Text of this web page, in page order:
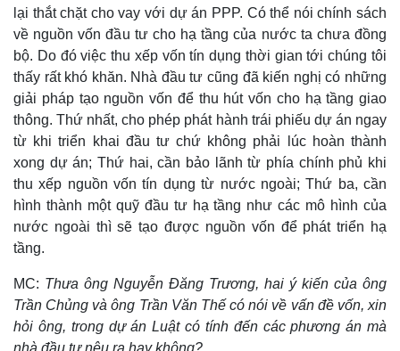
lại thắt chặt cho vay với dự án PPP. Có thể nói chính sách
về nguồn vốn đầu tư cho hạ tầng của nước ta chưa đồng
bộ. Do đó việc thu xếp vốn tín dụng thời gian tới chúng tôi
thấy rất khó khăn. Nhà đầu tư cũng đã kiến nghị có những
giải pháp tạo nguồn vốn để thu hút vốn cho hạ tầng giao
thông. Thứ nhất, cho phép phát hành trái phiếu dự án ngay
từ khi triển khai đầu tư chứ không phải lúc hoàn thành
xong dự án; Thứ hai, cần bảo lãnh từ phía chính phủ khi
thu xếp nguồn vốn tín dụng từ nước ngoài; Thứ ba, cần
hình thành một quỹ đầu tư hạ tầng như các mô hình của
nước ngoài thì sẽ tạo được nguồn vốn để phát triển hạ
tầng.
MC: Thưa ông Nguyễn Đăng Trương, hai ý kiến của ông
Trần Chủng và ông Trần Văn Thế có nói về vấn đề vốn, xin
hỏi ông, trong dự án Luật có tính đến các phương án mà
nhà đầu tư nêu ra hay không?